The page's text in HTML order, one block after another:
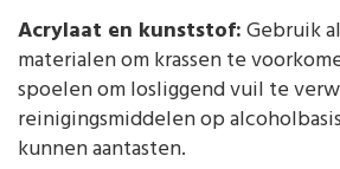
Acrylaat en kunststof:Gebruik
materialen om krassen te
spoelen om losliggend vuil te
reinigingsmiddelen op
kunnen aantasten.